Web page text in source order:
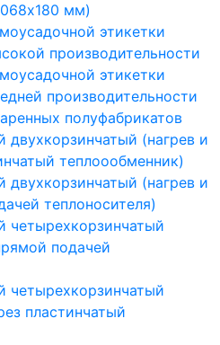
мм)
этикетки
производительности
этикетки
производительности
полуфабрикатов
двухкорзинчатый (нагрев и
теплоообменник)
двухкорзинчатый (нагрев и
теплоносителя)
четырехкорзинчатый
подачей
четырехкорзинчатый
пластинчатый